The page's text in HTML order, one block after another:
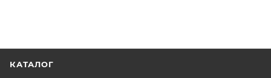
КАТАЛОГ